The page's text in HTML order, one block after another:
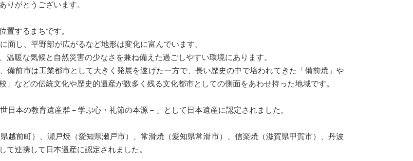
がとうございます。
置するまちです。
し、平野部が広がるなど地形は変化に富んでいます。
暖な気候と自然災害の少なさを兼ね備えた過ごしやすい環境にあります。
前市は工業都市として大きく発展を遂げた一方で、長い歴史の中で培われてきた「備前焼」や
などの伝統文化や歴史的遺産が数多く残る文化都市としての側面をあわせ持った地域です。
日本の教育遺産群－学ぶ心・礼節の本源－」として日本遺産に認定されました。
越前町）、瀬戸焼（愛知県瀬戸市）、常滑焼（愛知県常滑市）、信楽焼（滋賀県甲賀市）、丹波
て連携して日本遺産に認定されました。